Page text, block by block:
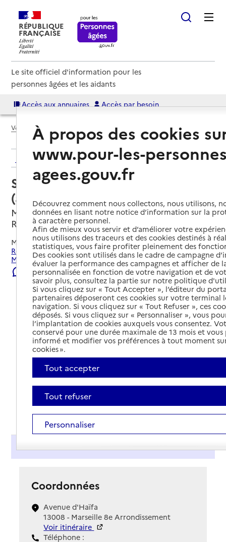
RÉPUBLIQUE
FRANÇAISE
Le site officiel d'information pour les
personnes âgées et les aidants
Accès aux annuaires Accès par besoin
Voir le fil d’Ariane
Retour aux résultats de l'annuaire
Service autonomie à domicile
(aide) – Malo Services
Marseille 8e Arrondissement, BOUCHES-DU-
RHONE
Mis à jour le23/07/2026
Rechercher les établissements et services autour de
Marseille 8e Arrondissement.
Signaler une erreur
Coordonnées
Avenue d'Haïfa
13008 - Marseille 8e Arrondissement
Voir itinéraire
Téléphone :
À propos des cookies
www.pour-les-
agees.gouv.fr
Découvrez comment nous collectons, nous utilisons,
données en lisant notre notice d’information sur la
à caractère personnel.
Afin de mieux vous servir et d’améliorer votre
nous utilisons des traceurs et des cookies destinés à
statistiques, vous faire profiter pleinement des
Des cookies sont utilisés dans le cadre de campagne
évaluer la performance des campagnes et afficher de
personnalisée en fonction de votre navigation et de
savoir plus, consultez la partie sur notre politique
Si vous cliquez sur « Tout Accepter », l’éditeur du
partenaires déposeront ces cookies sur votre terminal
navigation. Si vous cliquez sur « Tout Refuser », ces
déposés. Si vous cliquez sur « Personnaliser », vous
l’implantation de cookies auxquels vous consentez.
conservé pour une durée maximale de 13 mois et
informé et modifier vos préférences à tout moment
cookies ».
Tout accepter
Tout refuser
Personnaliser